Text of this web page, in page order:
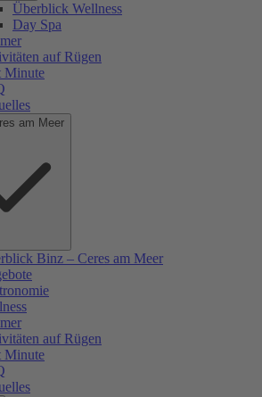
Überblick Wellness
Day Spa
auf Rügen
Minute
am Meer
Binz – Ceres am Meer
auf Rügen
Minute